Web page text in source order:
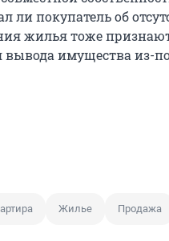
покупатель об
жилья тоже
вывода имущества из-
Жилье Продажа